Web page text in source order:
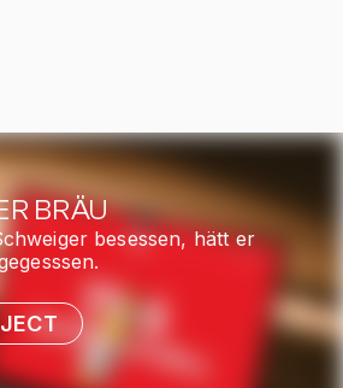
BRÄU
besessen, hätt er